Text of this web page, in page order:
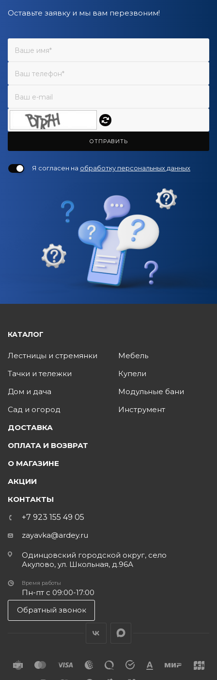
Оставьте заявку и мы вам перезвоним!
ОТПРАВИТЬ
Я согласен на обработку персональных данных
КАТАЛОГ
Лестницы и стремянки
Тачки и тележки
Дом и дача
Сад и огород
Мебель
Купели
Модульные бани
Инструмент
ДОСТАВКА
ОПЛАТА И ВОЗВРАТ
О МАГАЗИНЕ
АКЦИИ
КОНТАКТЫ
+7 923 155 49 05
zayavka@ardey.ru
Одинцовский городской округ, село
Акулово, ул. Школьная, д.96А
Время работы
Пн-пт с 09:00-17:00
Обратный звонок